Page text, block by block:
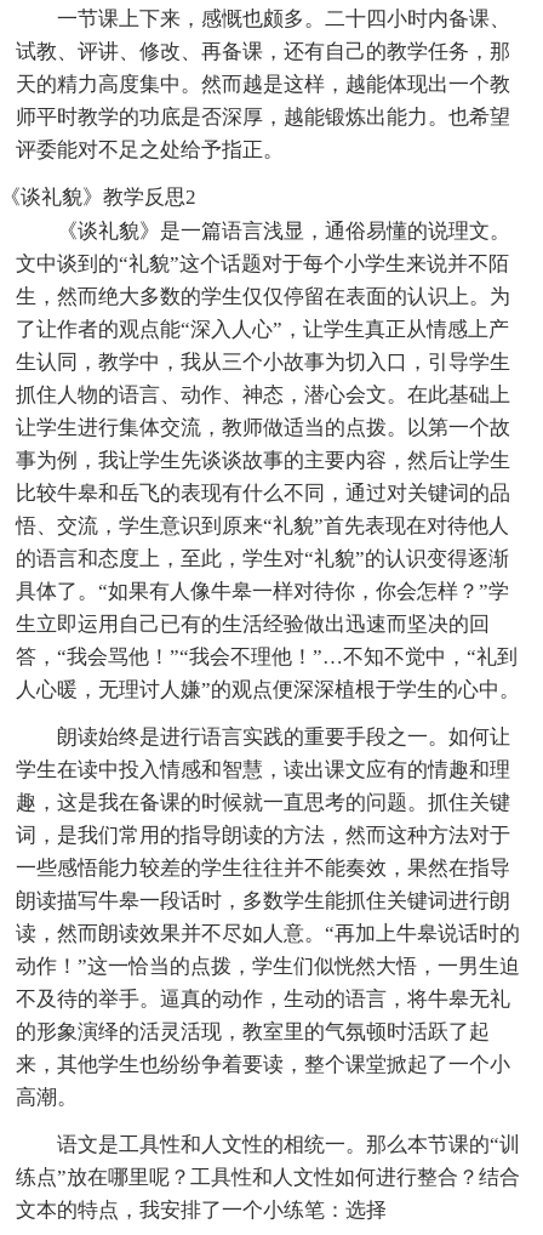
一节课上下来，感慨也颇多。二十四小时内备课、
试教、评讲、修改、再备课，还有自己的教学任务，那
天的精力高度集中。然而越是这样，越能体现出一个教
师平时教学的功底是否深厚，越能锻炼出能力。也希望
评委能对不足之处给予指正。
《谈礼貌》教学反思2
《谈礼貌》是一篇语言浅显，通俗易懂的说理文。
文中谈到的“礼貌”这个话题对于每个小学生来说并不陌
生，然而绝大多数的学生仅仅停留在表面的认识上。为
了让作者的观点能“深入人心”，让学生真正从情感上产
生认同，教学中，我从三个小故事为切入口，引导学生
抓住人物的语言、动作、神态，潜心会文。在此基础上
让学生进行集体交流，教师做适当的点拨。以第一个故
事为例，我让学生先谈谈故事的主要内容，然后让学生
比较牛皋和岳飞的表现有什么不同，通过对关键词的品
悟、交流，学生意识到原来“礼貌”首先表现在对待他人
的语言和态度上，至此，学生对“礼貌”的认识变得逐渐
具体了。“如果有人像牛皋一样对待你，你会怎样？”学
生立即运用自己已有的生活经验做出迅速而坚决的回
答，“我会骂他！”“我会不理他！”…不知不觉中，“礼到
人心暖，无理讨人嫌”的观点便深深植根于学生的心中。
朗读始终是进行语言实践的重要手段之一。如何让
学生在读中投入情感和智慧，读出课文应有的情趣和理
趣，这是我在备课的时候就一直思考的问题。抓住关键
词，是我们常用的指导朗读的方法，然而这种方法对于
一些感悟能力较差的学生往往并不能奏效，果然在指导
朗读描写牛皋一段话时，多数学生能抓住关键词进行朗
读，然而朗读效果并不尽如人意。“再加上牛皋说话时的
动作！”这一恰当的点拨，学生们似恍然大悟，一男生迫
不及待的举手。逼真的动作，生动的语言，将牛皋无礼
的形象演绎的活灵活现，教室里的气氛顿时活跃了起
来，其他学生也纷纷争着要读，整个课堂掀起了一个小
高潮。
语文是工具性和人文性的相统一。那么本节课的“训
练点”放在哪里呢？工具性和人文性如何进行整合？结合
文本的特点，我安排了一个小练笔：选择